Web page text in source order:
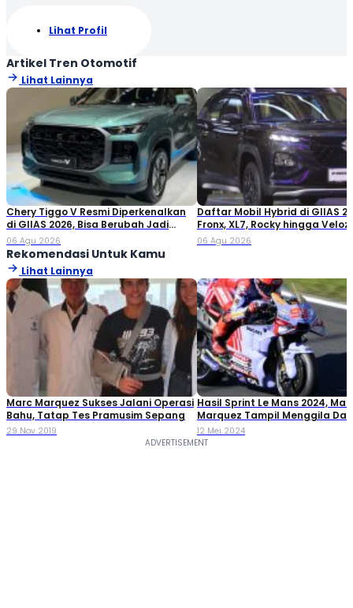
Lihat Profil
Artikel Tren Otomotif
Lihat Lainnya
Chery Tiggo V Resmi Diperkenalkan
di GIIAS 2026, Bisa Berubah Jadi
Double Cabin
06 Agu 2026
Daftar Mobil Hybrid di GIIAS
Fronx, XL7, Rocky hingga Veloz!
06 Agu 2026
Rekomendasi Untuk Kamu
Lihat Lainnya
Marc Marquez Sukses Jalani Operasi
Bahu, Tatap Tes Pramusim Sepang
29 Nov 2019
Hasil Sprint Le Mans 2024,
Marquez Tampil Menggila Dari
Finish P2
12 Mei 2024